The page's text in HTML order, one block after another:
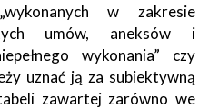
w zakresie
umów, aneksów i
wykonania” czy
uznać ją za subiektywną
zawartej zarówno we